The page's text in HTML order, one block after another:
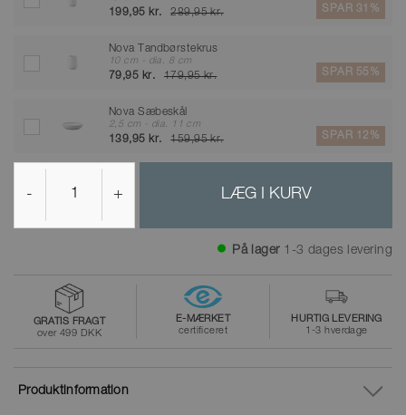
199,95 kr. 289,95 kr. SPAR 31%
Nova Tandbørstekrus
10 cm - dia. 8 cm
79,95 kr. 179,95 kr. SPAR 55%
Nova Sæbeskål
2,5 cm - dia. 11 cm
139,95 kr. 159,95 kr. SPAR 12%
- + LÆG I KURV
På lager 1-3 dages levering
GRATIS FRAGT
over 499 DKK
E-MÆRKET
certificeret
HURTIG LEVERING
1-3 hverdage
Produktinformation